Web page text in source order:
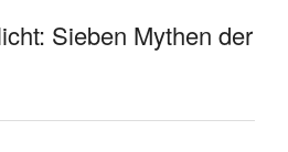
Sieben Mythen der